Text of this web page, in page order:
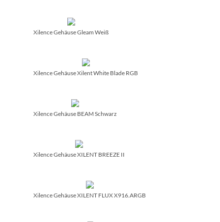
Xilence Gehäuse Gleam Weiß
Xilence Gehäuse Xilent White Blade RGB
Xilence Gehäuse BEAM Schwarz
Xilence Gehäuse XILENT BREEZE II
Xilence Gehäuse XILENT FLUX X916.ARGB